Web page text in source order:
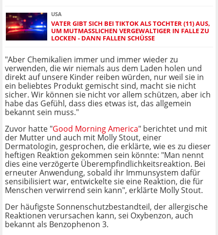
USA
VATER GIBT SICH BEI TIKTOK ALS TOCHTER (11) AUS,
UM MUTMASSLICHEN VERGEWALTIGER IN FALLE ZU L
OCKEN - DANN FALLEN SCHÜSSE
"Aber Chemikalien immer und immer wieder zu
verwenden, die wir niemals aus dem Laden holen und
direkt auf unsere Kinder reiben würden, nur weil sie in
ein beliebtes Produkt gemischt sind, macht sie nicht
sicher. Wir können sie nicht vor allem schützen, aber ich
habe das Gefühl, dass dies etwas ist, das allgemein
bekannt sein muss."
Zuvor hatte "Good Morning America" berichtet und mit
der Mutter und auch mit Molly Stout, einer
Dermatologin, gesprochen, die erklärte, wie es zu dieser
heftigen Reaktion gekommen sein könnte: "Man nennt
dies eine verzögerte Überempfindlichkeitsreaktion. Bei
erneuter Anwendung, sobald ihr Immunsystem dafür
sensibilisiert war, entwickelte sie eine Reaktion, die für
Menschen verwirrend sein kann", erklärte Molly Stout.
Der häufigste Sonnenschutzbestandteil, der allergische
Reaktionen verursachen kann, sei Oxybenzon, auch
bekannt als Benzophenon 3.